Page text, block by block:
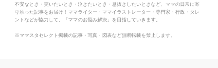
不安なとき・笑いたいとき・泣きたいとき・息抜きしたいときなど、ママの日常に寄
り添った記事をお届け！ママライター・ママイラストレーター・専門家・行政・タレ
ントなどが協力して、「ママのお悩み解決」を目指していきます。
※ママスタセレクト掲載の記事・写真・図表など無断転載を禁止します。